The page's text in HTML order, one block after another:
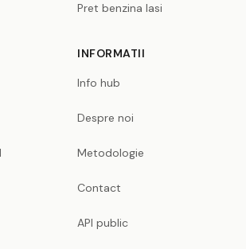
Pret benzina Iasi
INFORMATII
Info hub
Despre noi
Metodologie
Contact
API public